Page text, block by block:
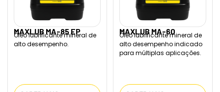
MAXLUB MA-85 EP
Óleo lubrificante mineral de
alto desempenho.
MAXLUB MA-60
Óleo lubrificante mineral de
alto desempenho indicado
para múltiplas aplicações.